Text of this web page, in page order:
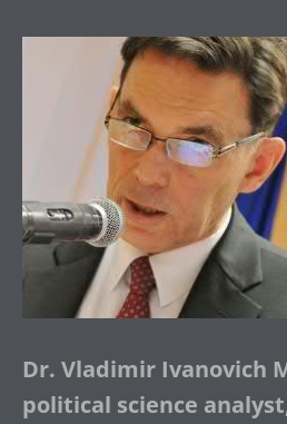
Dr. Vladimir Ivanovich
political science